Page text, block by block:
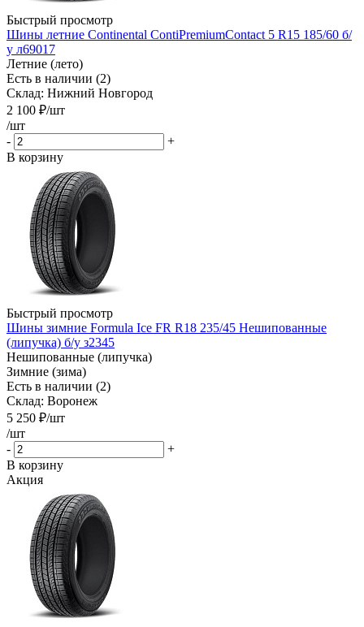
Быстрый просмотр
Шины летние Continental ContiPremiumContact 5 R15 185/60 б/
у л69017
Летние (лето)
Есть в наличии (2)
Склад: Нижний Новгород
2 100 ₽/шт
/шт
-
+
В корзину
Быстрый просмотр
Шины зимние Formula Ice FR R18 235/45 Нешипованные
(липучка) б/у з2345
Нешипованные (липучка)
Зимние (зима)
Есть в наличии (2)
Склад: Воронеж
5 250 ₽/шт
/шт
-
+
В корзину
Акция